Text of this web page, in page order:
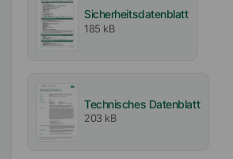
Flüssig
Typ
Polyurethan (nichtionisch)
Lösungsmittel
Wasser
Sicherheitsdatenblatt
185 kB
Technisches Datenblatt
203 kB